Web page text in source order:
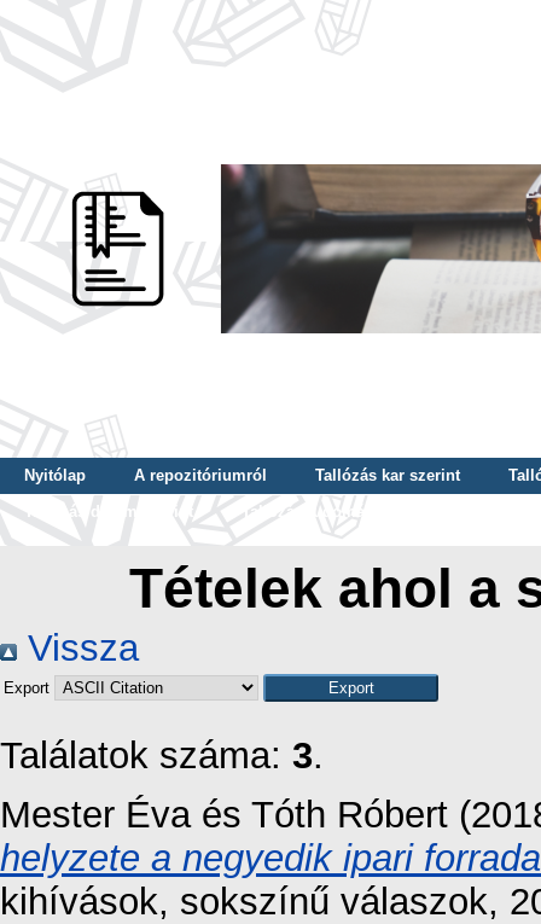
Nyitólap A repozitóriumról Tallózás kar szerint
Tallózás dátum szerint
Tallózás tudományterület szerint
Tételek ahol a
Vissza
Export
Találatok száma: 3.
Mester Évaés Tóth Róbert
helyzete a negyedik ipari
kihívások, sokszínű válaszok,